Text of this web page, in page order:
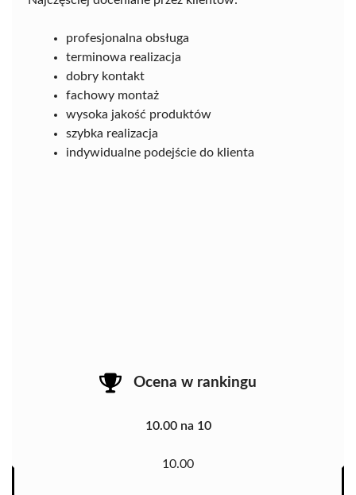
profesjonalna obsługa
terminowa realizacja
dobry kontakt
fachowy montaż
wysoka jakość produktów
szybka realizacja
indywidualne podejście do klienta
Ocena w rankingu
10.00 na 10
10.00